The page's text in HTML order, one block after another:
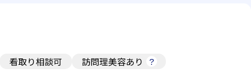
看取り相談可 訪問理美容あり